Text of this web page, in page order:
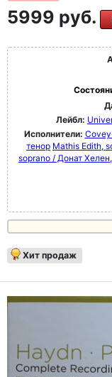
5999 руб.
Лейбл:
Исполнители:
тенор Mathis Edith,
soprano / Донат
Хит продаж